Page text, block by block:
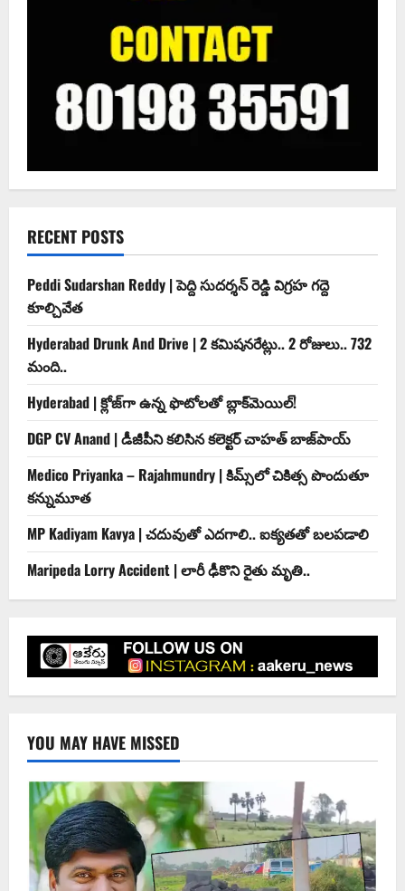
RECENT POSTS
Peddi Sudarshan Reddy | పెద్ది సుదర్శన్ రెడ్డి విగ్రహ గద్దె
కూల్చివేత
Hyderabad Drunk And Drive | 2 కమిషనరేట్లు.. 2 రోజులు.. 732
మంది..
Hyderabad | క్లోజ్‌గా ఉన్న ఫొటోలతో బ్లాక్‌మెయిల్‌!
DGP CV Anand | డీజీపీని కలిసిన కలెక్టర్ చాహత్ బాజ్‌పాయ్
Medico Priyanka – Rajahmundry | కిమ్స్‌లో చికిత్స పొందుతూ
కన్నుమూత
MP Kadiyam Kavya | చదువుతో ఎదగాలి.. ఐక్యతతో బలపడాలి
Maripeda Lorry Accident | లారీ ఢీకొని రైతు మృతి..
YOU MAY HAVE MISSED